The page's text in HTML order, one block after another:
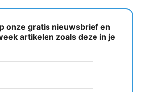
onze gratis nieuwsbrief en
artikelen zoals deze in je